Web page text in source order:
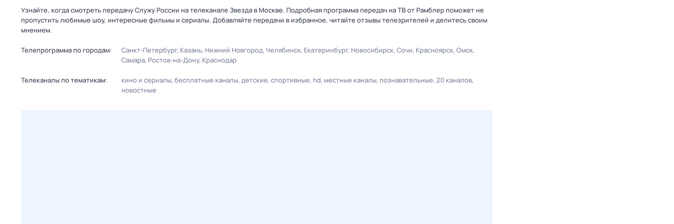
Узнайте, когда смотреть передачу Служу Рoсcии на телеканале Звезда в Москве. Подробная программа передач на ТВ от Рамблер поможет не
пропустить любимые шоу, интересные фильмы и сериалы. Добавляйте передачи в избранное, читайте отзывы телезрителей и делитесь своим
мнением.
Телепрограмма по городам: Санкт-Петербург Казань Нижний Новгород Челябинск Екатеринбург Новосибирск Сочи Красноярск Омск
Самара Ростов-на-Дону Краснодар
Телеканалы по тематикам: кино и сериалы бесплатные каналы детские спортивные hd местные каналы познавательные 20 каналов
новостные